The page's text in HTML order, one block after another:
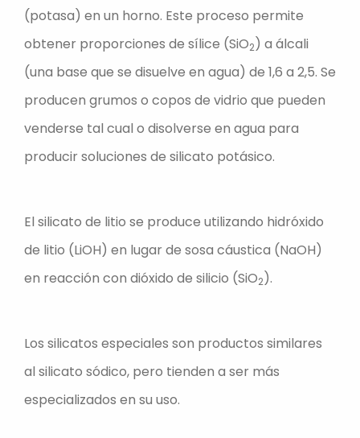
(potasa) en un horno. Este proceso permite
obtener proporciones de sílice (SiO2) a álcali
(una base que se disuelve en agua) de 1,6 a 2,5. Se
producen grumos o copos de vidrio que pueden
venderse tal cual o disolverse en agua para
producir soluciones de silicato potásico.
El silicato de litio se produce utilizando hidróxido
de litio (LiOH) en lugar de sosa cáustica (NaOH)
en reacción con dióxido de silicio (SiO2).
Los silicatos especiales son productos similares
al silicato sódico, pero tienden a ser más
especializados en su uso.